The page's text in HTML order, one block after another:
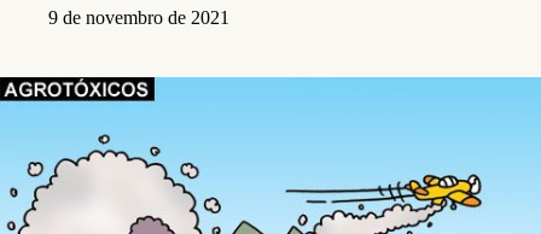
9 de novembro de 2021